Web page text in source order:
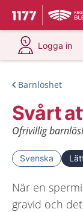
Till startsidan
Du har
Logga in
på
Barnlöshet
Svårt
Ofrivillig
Svenska
När en
gravid och